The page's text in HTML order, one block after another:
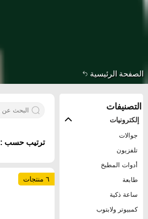
الصفحة الرئيسية
التصنيفات
إلكترونيات
جوالات
تلفزيون
أدوات المطبخ
طابعة
ساعة ذكية
كمبيوتر ولابتوب
ترتيب حسب :
٦ منتجات